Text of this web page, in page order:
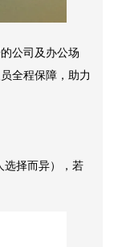
公司及办公场
全程保障，助力
选择而异），若